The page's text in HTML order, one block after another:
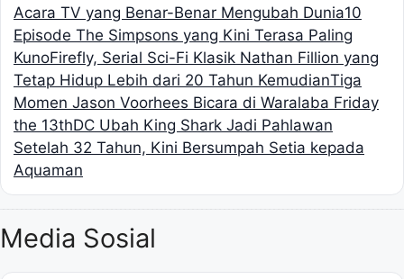
Acara TV yang Benar-Benar Mengubah Dunia10
Episode The Simpsons yang Kini Terasa Paling
KunoFirefly, Serial Sci-Fi Klasik Nathan Fillion yang
Tetap Hidup Lebih dari 20 Tahun KemudianTiga
Momen Jason Voorhees Bicara di Waralaba Friday
the 13thDC Ubah King Shark Jadi Pahlawan
Setelah 32 Tahun, Kini Bersumpah Setia kepada
Aquaman
Media Sosial